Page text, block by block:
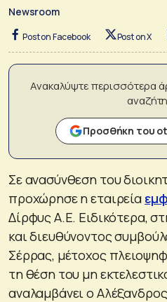
Newsroom
Post on Facebook Post on X
Ανακαλύψτε περισσότερα
Προσθήκη του
Σε ανασύνθεση του
προχώρησε η εταιρεία
Δίρφυς Α.Ε. Ειδικότερα,
και διευθύνοντος
Σέρρας, μέτοχος
τη θέση του μη
αναλαμβάνει ο